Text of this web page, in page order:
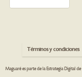
Términos y condiciones
Maguaré es parte de la Estrategia Digital